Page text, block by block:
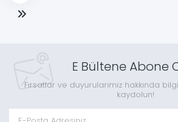
E Bültene Abone
Fırsatlar ve duyurularımız hakkında
kaydolun!